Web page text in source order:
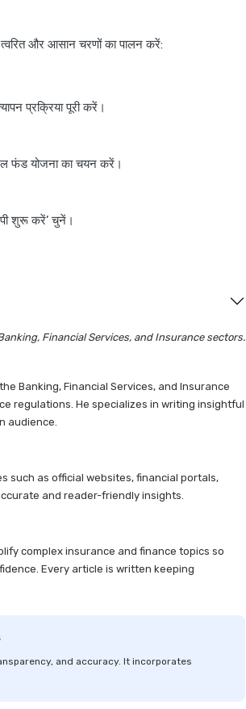
और आसान चरणों का पालन करें:
प्रक्रिया पूरी करें।
फंड योजना का चयन करें।
शुरू करें’ चुनें।
Financial Services, and Insurance sectors.
Banking, Financial Services, and Insurance
regulations. He specializes in writing insightful
audience.
such as official websites, financial portals,
and reader-friendly insights.
complex insurance and finance topics so
Every article is written keeping
and accuracy. It incorporates